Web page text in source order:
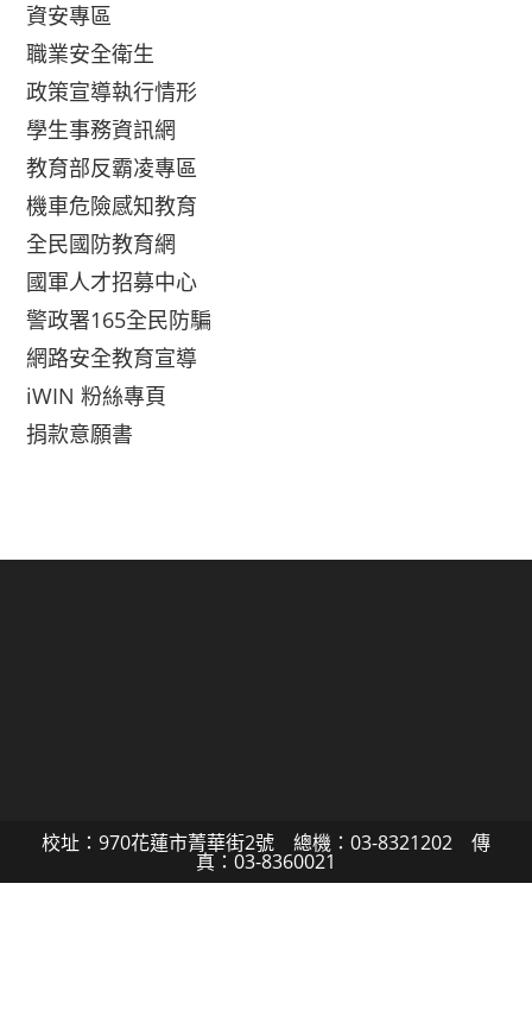
資安專區
職業安全衛生
政策宣導執行情形
學生事務資訊網
教育部反霸凌專區
機車危險感知教育
全民國防教育網
國軍人才招募中心
警政署165全民防騙
網路安全教育宣導
iWIN 粉絲專頁
捐款意願書
校址：970花蓮市菁華街2號 總機：03-8321202 傳
真：03-8360021